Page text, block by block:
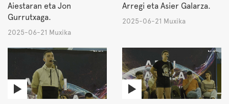
Aiestaran eta Jon
Gurrutxaga.
2025-06-21 Muxika
Arregi eta Asier Galarza.
2025-06-21 Muxika